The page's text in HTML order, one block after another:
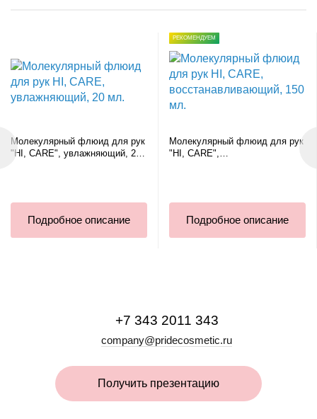
Молекулярный флюид для рук
"HI, CARE", увлажняющий, 20
Подробное описание
РЕКОМЕНДУЕМ
Молекулярный флюид для рук
"HI, CARE",
Подробное описание
+7 343 2011 343
company@pridecosmetic.ru
Получить презентацию